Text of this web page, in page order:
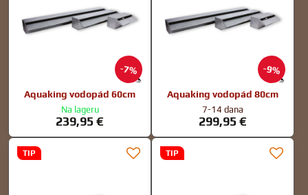
7%
Aquaking vodopád 60cm
Na lageru
239,95 €
9%
Aquaking vodopád 80cm
7-14 dana
299,95 €
TIP TIP